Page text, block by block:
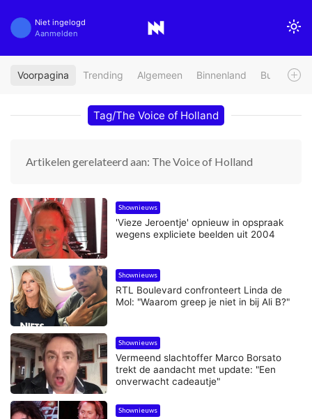
Niet ingelogd
Aanmelden
Voorpagina Trending Algemeen Binnenland Buitenland
Tag/The Voice of Holland
Artikelen gerelateerd aan: The Voice of Holland
Shownieuws
'Vieze Jeroentje' opnieuw in opspraak
wegens expliciete beelden uit 2004
Shownieuws
RTL Boulevard confronteert Linda de
Mol: "Waarom greep je niet in bij Ali B?"
Shownieuws
Vermeend slachtoffer Marco Borsato
trekt de aandacht met update: "Een
onverwacht cadeautje"
Shownieuws